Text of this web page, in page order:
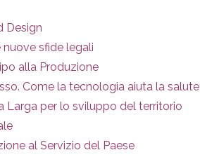
Design
nuove sfide legali
alla Produzione
Come la tecnologia aiuta la
Larga per lo sviluppo del territorio
al Servizio del Paese